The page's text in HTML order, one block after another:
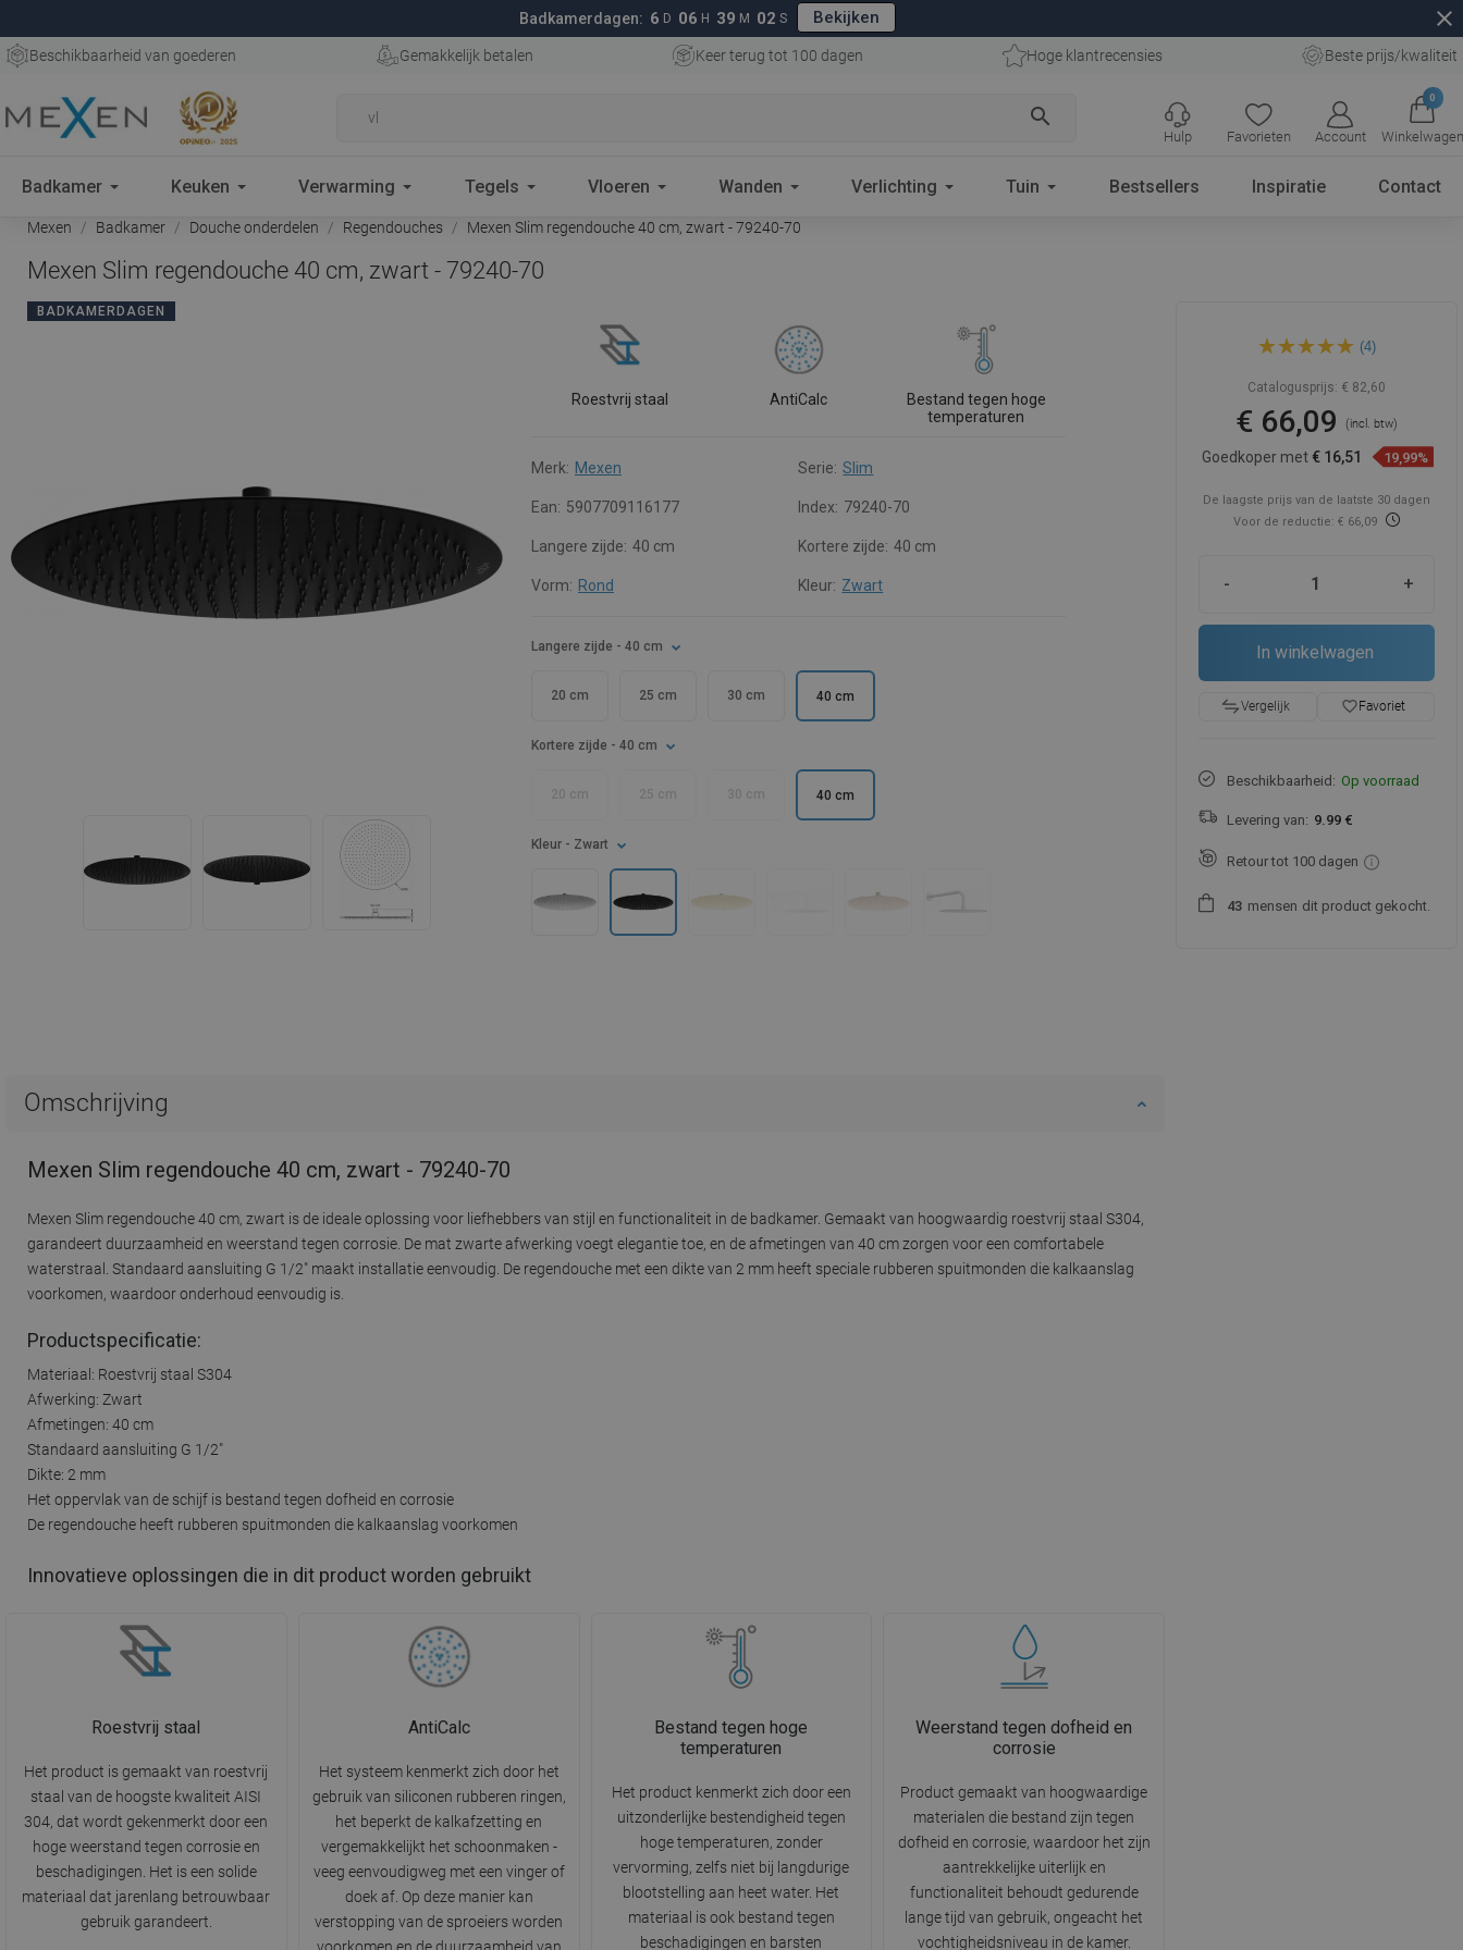
Badkamerdagen: 6 D 06 H 39 M 01 S Bekijken close
Beschikbaarheid van goederen Gemakkelijk betalen Keer terug tot 100 dagen Hoge klantrecensies Beste prijs/kwaliteit
search
Favorieten Account
0
Winkelwagen
Hulp
Badkamer Keuken Verwarming Tegels Vloeren Wanden Verlichting Tuin Bestsellers Inspiratie Contact
Mexen Badkamer Douche onderdelen Regendouches Mexen Slim regendouche 40 cm, zwart - 79240-70
Mexen Slim regendouche 40 cm, zwart - 79240-70
BADKAMERDAGEN
Roestvrij staal AntiCalc
Bestand tegen hoge
temperaturen
Merk: Mexen Serie: Slim
Ean: 5907709116177 Index: 79240-70
Langere zijde: 40 cm Kortere zijde: 40 cm
Vorm: Rond Kleur: Zwart
Langere zijde - 40 cm
20 cm 25 cm 30 cm 40 cm
Kortere zijde - 40 cm
20 cm 25 cm 30 cm 40 cm
Kleur - Zwart
Omschrijving
Mexen Slim regendouche 40 cm, zwart - 79240-70
Mexen Slim regendouche 40 cm, zwart is de ideale oplossing voor liefhebbers van stijl en functionaliteit in de badkamer. Gemaakt van hoogwaardig roestvrij staal S304,
garandeert duurzaamheid en weerstand tegen corrosie. De mat zwarte afwerking voegt elegantie toe, en de afmetingen van 40 cm zorgen voor een comfortabele
waterstraal. Standaard aansluiting G 1/2" maakt installatie eenvoudig. De regendouche met een dikte van 2 mm heeft speciale rubberen spuitmonden die kalkaanslag
voorkomen, waardoor onderhoud eenvoudig is.
Productspecificatie:
Materiaal: Roestvrij staal S304
Afwerking: Zwart
Afmetingen: 40 cm
Standaard aansluiting G 1/2"
Dikte: 2 mm
Het oppervlak van de schijf is bestand tegen dofheid en corrosie
De regendouche heeft rubberen spuitmonden die kalkaanslag voorkomen
Innovatieve oplossingen die in dit product worden gebruikt
Roestvrij staal
Het product is gemaakt van roestvrij
staal van de hoogste kwaliteit AISI
304, dat wordt gekenmerkt door een
hoge weerstand tegen corrosie en
beschadigingen. Het is een solide
materiaal dat jarenlang betrouwbaar
gebruik garandeert.
AntiCalc
Het systeem kenmerkt zich door het
gebruik van siliconen rubberen ringen,
het beperkt de kalkafzetting en
vergemakkelijkt het schoonmaken -
veeg eenvoudigweg met een vinger of
doek af. Op deze manier kan
verstopping van de sproeiers worden
Bestand tegen hoge
temperaturen
Het product kenmerkt zich door een
uitzonderlijke bestendigheid tegen
hoge temperaturen, zonder
vervorming, zelfs niet bij langdurige
blootstelling aan heet water. Het
materiaal is ook bestand tegen
beschadigingen en barsten
Weerstand tegen dofheid en
corrosie
Product gemaakt van hoogwaardige
materialen die bestand zijn tegen
dofheid en corrosie, waardoor het zijn
aantrekkelijke uiterlijk en
functionaliteit behoudt gedurende
lange tijd van gebruik, ongeacht het
vochtigheidsniveau in de kamer.
Mexen Slim regendouche 40
cm, zwart - 79240-70
(4)
Catalogusprijs: € 82,60
€ 66,09(incl. btw)
Goedkoper met € 16,51 19,99%
De laagste prijs van de laatste 30 dagen
Voor de reductie: € 66,09
- +
In winkelwagen
Vergelijk favorite_borderFavoriet
Beschikbaarheid: Op voorraad
Levering van: 9.99 €
Retour tot 100 dagen
43 mensen dit product gekocht.